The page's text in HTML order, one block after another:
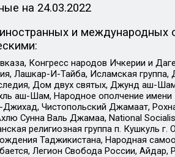
на 24.03.2022
и международных
Конгресс народов Ичкерии и
Лашкар-И-Тайба, Исламская группа,
Дом двух святых, Джунд аш-
аш-Шам, Народное ополчение
Чистопольский Джамаат,
Сунна Валь Джамаа, National
религиозная группа п. Кушкуль
Таджикистана, Народная
Легион Свобода России, Айдар,